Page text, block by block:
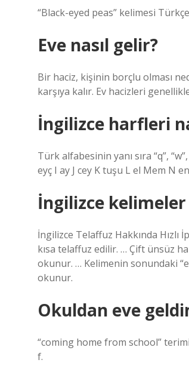
“Black-eyed peas” kelimesi
Eve nasıl gelir?
Bir haciz, kişinin borçlu olması
karşıya kalır. Ev hacizleri
İngilizce harfleri
Türk alfabesinin yanı sıra “q”,
eyç I ay J cey K tuşu L el Mem N
İngilizce
İngilizce Telaffuz Hakkında
kısa telaffuz edilir. … Çift ünsüz
okunur. … Kelimenin sonundaki
okunur.
Okuldan eve
“coming home from school”
f.